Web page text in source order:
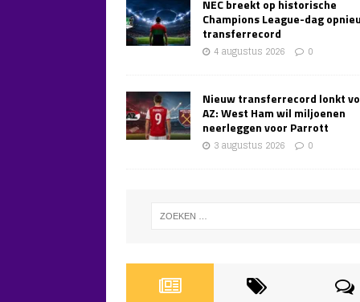
NEC breekt op historische
Champions League-dag
transferrecord
4 augustus 2026 0
Nieuw transferrecord lonkt
AZ: West Ham wil miljoenen
neerleggen voor Parrott
3 augustus 2026 0